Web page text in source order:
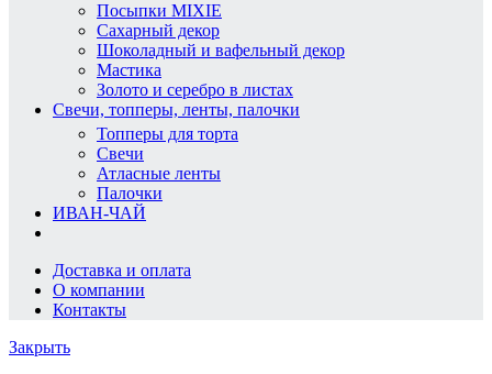
Посыпки MIXIE
Сахарный декор
Шоколадный и вафельный декор
Мастика
Золото и серебро в листах
Свечи, топперы, ленты, палочки
Топперы для торта
Свечи
Атласные ленты
Палочки
ИВАН-ЧАЙ
Доставка и оплата
О компании
Контакты
Закрыть